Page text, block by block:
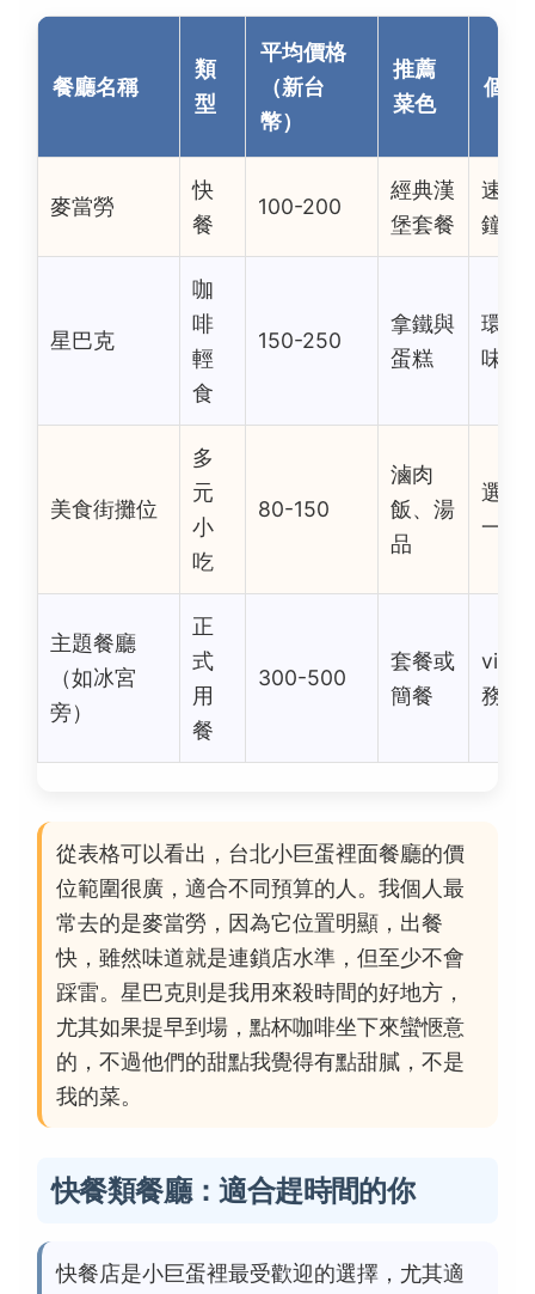
餐廳名稱
類
型
平均價格
（新台
幣）
推薦
菜色
個人
麥當勞
快
餐
100-200
經典漢
堡套餐
速度
鐘以
星巴克
咖
啡
輕
食
150-250
拿鐵與
蛋糕
環境
味道
美食街攤位
多
元
小
吃
80-150
滷肉
飯、湯
品
選擇
一次
主題餐廳
（如冰宮
旁）
正
式
用
餐
300-500
套餐或
簡餐
view
務態
從表格可以看出，台北小巨蛋裡面餐廳的價
位範圍很廣，適合不同預算的人。我個人最
常去的是麥當勞，因為它位置明顯，出餐
快，雖然味道就是連鎖店水準，但至少不會
踩雷。星巴克則是我用來殺時間的好地方，
尤其如果提早到場，點杯咖啡坐下來蠻愜意
的，不過他們的甜點我覺得有點甜膩，不是
我的菜。
快餐類餐廳：適合趕時間的你
快餐店是小巨蛋裡最受歡迎的選擇，尤其適